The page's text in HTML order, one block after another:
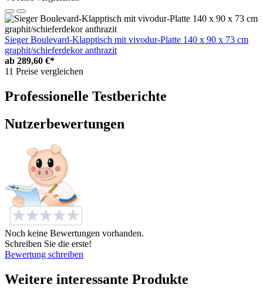
Sieger Boulevard-Klapptisch mit vivodur-Platte 140 x 90 x 73 cm
graphit/schieferdekor anthrazit
ab 289,60 €*
11 Preise vergleichen
Professionelle Testberichte
Nutzerbewertungen
Noch keine Bewertungen vorhanden.
Schreiben Sie die erste!
Bewertung schreiben
Weitere interessante Produkte